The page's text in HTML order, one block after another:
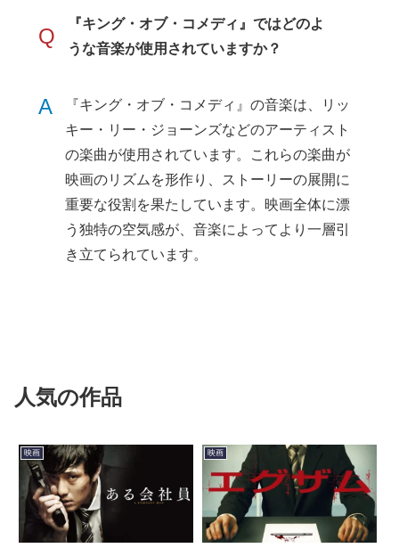
Q
『キング・オブ・コメディ』ではどのよ
うな音楽が使用されていますか？
A
『キング・オブ・コメディ』の音楽は、リッ
キー・リー・ジョーンズなどのアーティスト
の楽曲が使用されています。これらの楽曲が
映画のリズムを形作り、ストーリーの展開に
重要な役割を果たしています。映画全体に漂
う独特の空気感が、音楽によってより一層引
き立てられています。
人気の作品
映画 映画